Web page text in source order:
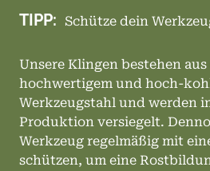
TIPP: Schütze dein
Unsere Klingen bestehen
hochwertigem und hoch-
Werkzeugstahl und werden
Produktion versiegelt.
Werkzeug regelmäßig mit
schützen, um eine